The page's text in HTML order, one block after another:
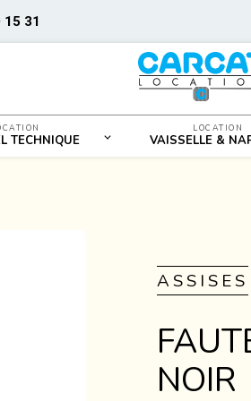
15 31
TECHNIQUE
LOCATION
VAISSELLE &
ASSISES
NOIR